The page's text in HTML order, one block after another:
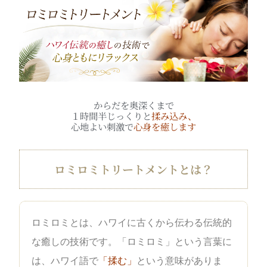
からだを奥深くまで
１時間半じっくりと揉み込み、
心地よい刺激で心身を癒します
ロミロミトリートメントとは？
ロミロミとは、ハワイに古くから伝わる伝統的
な癒しの技術です。「ロミロミ」という言葉に
は、ハワイ語で 「揉む」
という意味がありま